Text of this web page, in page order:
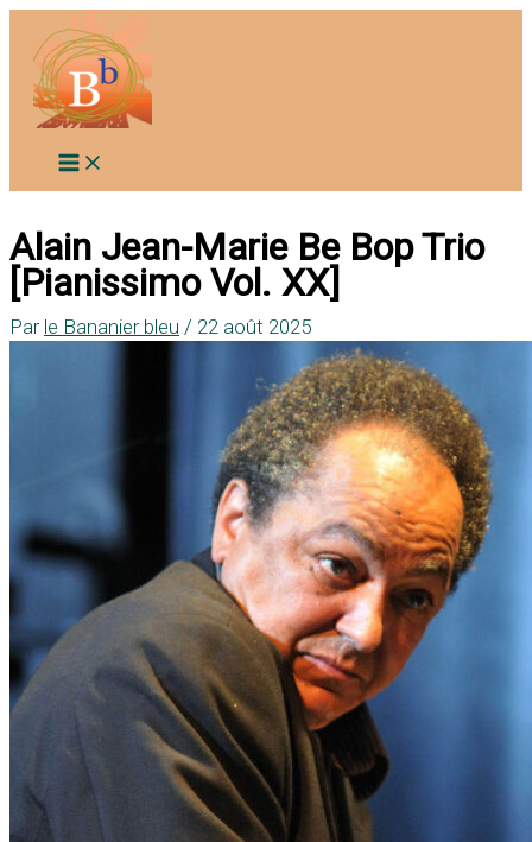
contenu
Alain Jean-Marie Be Bop Trio
[Pianissimo Vol. XX]
Par le Bananier bleu / 22 août 2025